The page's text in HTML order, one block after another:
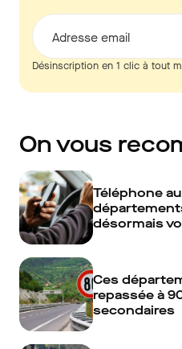
Adresse email
Désinscription en 1 clic à tout
On vous
Téléphone
désormais
Ces
repassée à
secondaires